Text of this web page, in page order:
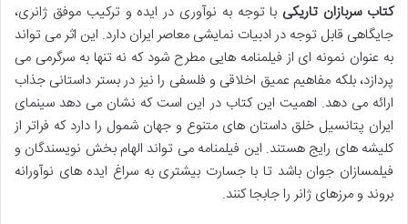
کتاب سربازان تاریکی با توجه به نوآوری در ایده و ترکیب موفق ژانری،
جایگاهی قابل توجه در ادبیات نمایشی معاصر ایران دارد. این اثر می تواند
به عنوان نمونه ای از فیلمنامه هایی مطرح شود که نه تنها به سرگرمی می
پردازد، بلکه مفاهیم عمیق اخلاقی و فلسفی را نیز در بستر داستانی جذاب
ارائه می دهد. اهمیت این کتاب در این است که نشان می دهد سینمای
ایران پتانسیل خلق داستان های متنوع و جهان شمول را دارد که فراتر از
کلیشه های رایج هستند. این فیلمنامه می تواند الهام بخش نویسندگان و
فیلمسازان جوان باشد تا با جسارت بیشتری به سراغ ایده های نوآورانه
بروند و مرزهای ژانر را جابجا کنند.